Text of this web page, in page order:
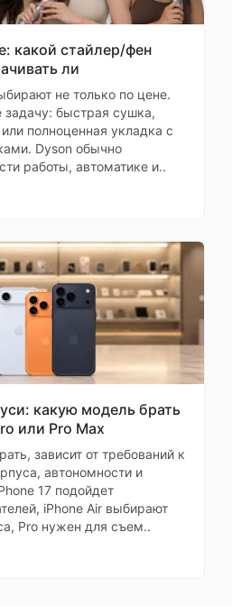
социальные сети,
входящий звонок,
будильник
плеером смартфона
отслеживание уровня
стресса,
отслеживание
женского здоровья,
подсчет потраченных
калорий, дыхательные
упражнения, таймер,
секундомер, компас,
поиск смартфона,
оповещение о
происшествии (при
падении/аварии),
подключение
беспроводных
наушников
измерение частоты
Очень
о
Теперь
здоровье
за
продукт.
показал
Часы не
работает
Сын носит
ни разу не
в ванне
защита
какой стайлер/фен
ли
не только по цене.
задачу: быстрая сушка,
полноценная укладка с
Dyson обычно
работы, автоматике и..
какую модель брать
или Pro Max
зависит от требований к
автономности и
17 подойдет
iPhone Air выбирают
Pro нужен для съем..